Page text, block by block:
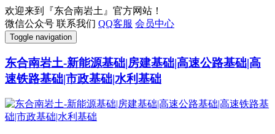
欢迎来到『东合南岩土』官方网站！
微信公众号 联系我们 QQ客服 会员中心
Toggle navigation
东合南岩土-新能源基础|房建基础|高速公路基础|高
速铁路基础|市政基础|水利基础